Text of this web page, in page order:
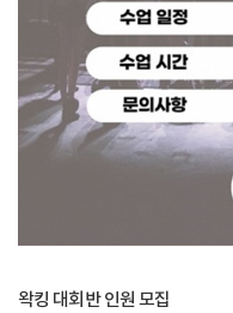
왁킹 대회반 인원 모집